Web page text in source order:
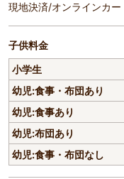
現地決済/オンラインカー
子供料金
小学生
幼児:食事・布団あり
幼児:食事あり
幼児:布団あり
幼児:食事・布団なし